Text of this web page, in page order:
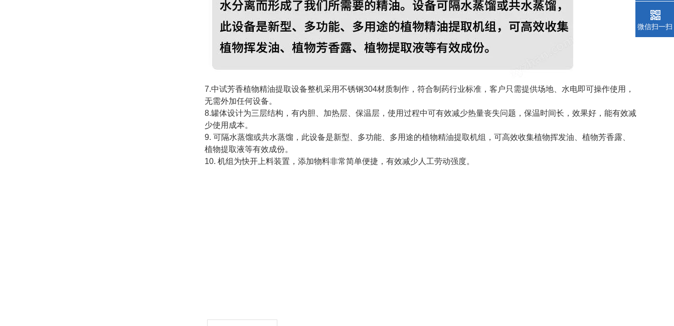
7.中试芳香植物精油提取设备整机采用不锈钢304材质制作，符合制药行业标准，客户只需提供场地、水电即可操作使用，
无需外加任何设备。
8.罐体设计为三层结构，有内胆、加热层、保温层，使用过程中可有效减少热量丧失问题，保温时间长，效果好，能有效减
少使用成本。
9. 可隔水蒸馏或共水蒸馏，此设备是新型、多功能、多用途的植物精油提取机组，可高效收集植物挥发油、植物芳香露、
植物提取液等有效成份。
10. 机组为快开上料装置，添加物料非常简单便捷，有效减少人工劳动强度。
微信扫一扫